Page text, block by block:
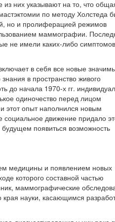
них указывают на то, что
по методу Холстеда
но и пролиферацией режимов
маммографии.
не имели каких-либо симптомов
в себя все новые
в пространство живого
до начала 1970-х гг.
одиночество перед лицом
этот опыт наполнился новым
социальное движение придало
появиться возможность
медицины и появлением новых
которого составной частью
маммографические
края науки, касающимся